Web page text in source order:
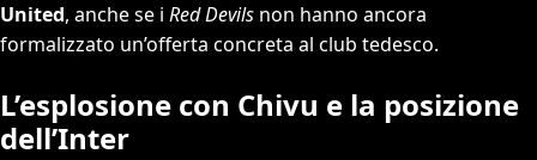
United, anche se i Red Devils non hanno ancora
formalizzato un’offerta concreta al club tedesco.
L’esplosione con Chivu e la posizione
dell’Inter